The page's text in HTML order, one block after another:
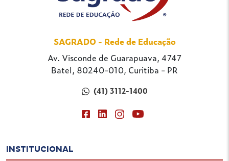
SAGRADO - Rede de Educação
Av. Visconde de Guarapuava, 4747
Batel, 80240-010, Curitiba - PR
(41) 3112-1400
INSTITUCIONAL